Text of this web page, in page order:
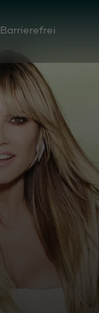
Barrierefrei